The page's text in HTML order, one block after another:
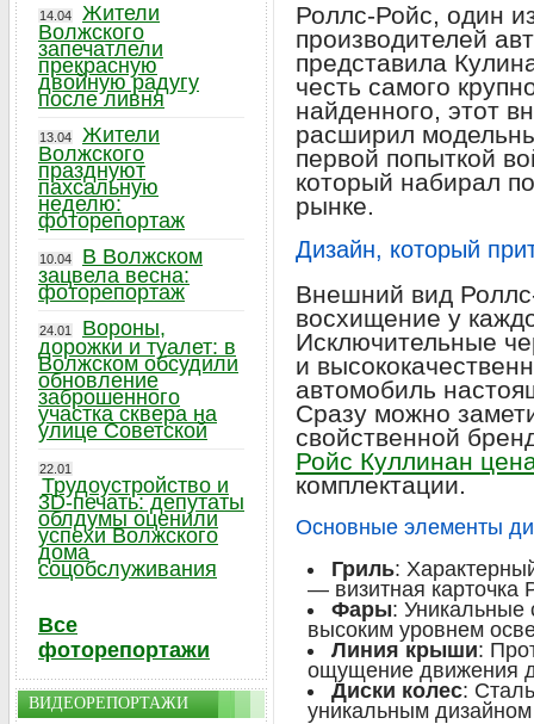
Роллс-Ройс, один
производителей
представила
честь самого
найденного, этот
расширил
первой попыткой
который набирал
рынке.
Дизайн, который
Внешний вид
восхищение у
Исключительные
и
автомобиль
Сразу можно
свойственной
Ройс Куллинан
комплектации.
Основные элементы
Гриль:
— визитная карточка
Фары:
высоким уровнем
Линия крыши:
ощущение движения
Диски колес:
уникальным
14.04
Жители
Волжского
запечатлели
прекрасную
двойную радугу
после ливня
13.04
Жители
Волжского
празднуют
пахсальную
неделю:
фоторепортаж
10.04
В Волжском
зацвела весна:
фоторепортаж
24.01
Вороны,
дорожки и туалет: в
Волжском обсудили
обновление
заброшенного
участка сквера на
улице Советской
22.01
Трудоустройство и
3D-печать: депутаты
облдумы оценили
успехи Волжского
дома
соцобслуживания
Все
фоторепортажи
ВИДЕОРЕПОРТАЖИ